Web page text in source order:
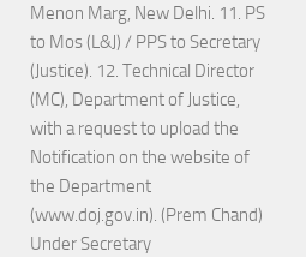
Menon Marg, New Delhi. 11. PS
to Mos (L&J) / PPS to Secretary
(Justice). 12. Technical Director
(MC), Department of Justice,
with a request to upload the
Notification on the website of
the Department
(www.doj.gov.in). (Prem Chand)
Under Secretary